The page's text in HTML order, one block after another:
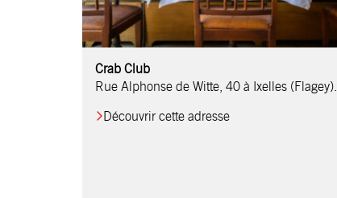
Comptoir Chouchou
Crab Club
Rue Alphonse de Witte, 40 à Ixelles (Flagey).
Découvrir cette adresse
OM Restaurant
Table & Comptoir
Le Relais d’Orti
Studio 97
Löctave Restaurant
F-eat Restaurant
L’Art des Mets
Restaurant Harmonie
La Table de Jean